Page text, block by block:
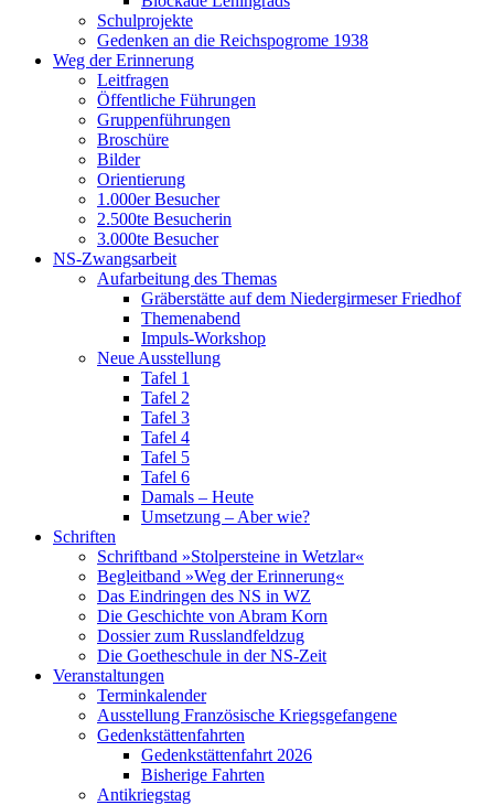
Schulprojekte
Gedenken an die Reichspogrome 1938
Weg der Erinnerung
Leitfragen
Öffentliche Führungen
Gruppenführungen
Broschüre
Bilder
Orientierung
1.000er Besucher
2.500te Besucherin
3.000te Besucher
NS-Zwangsarbeit
Aufarbeitung des Themas
Gräberstätte auf dem Niedergirmeser Friedhof
Themenabend
Impuls-Workshop
Neue Ausstellung
Tafel 1
Tafel 2
Tafel 3
Tafel 4
Tafel 5
Tafel 6
Damals – Heute
Umsetzung – Aber wie?
Schriften
Schriftband »Stolpersteine in Wetzlar«
Begleitband »Weg der Erinnerung«
Das Eindringen des NS in WZ
Die Geschichte von Abram Korn
Dossier zum Russlandfeldzug
Die Goetheschule in der NS-Zeit
Veranstaltungen
Terminkalender
Ausstellung Französische Kriegsgefangene
Gedenkstättenfahrten
Gedenkstättenfahrt 2026
Bisherige Fahrten
Antikriegstag